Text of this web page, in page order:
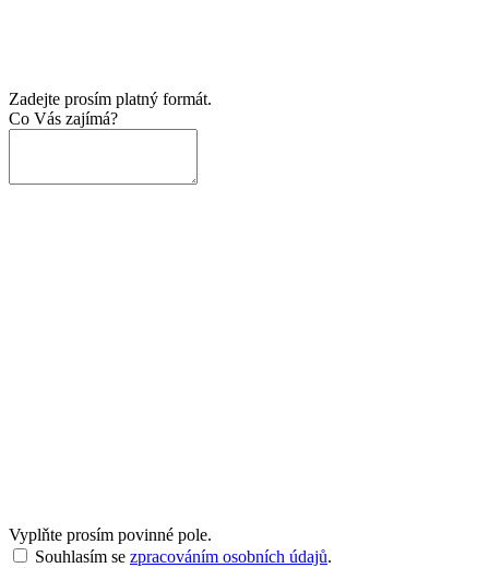
Zadejte prosím platný formát.
Co Vás zajímá?
Vyplňte prosím povinné pole.
Souhlasím se zpracováním osobních údajů.